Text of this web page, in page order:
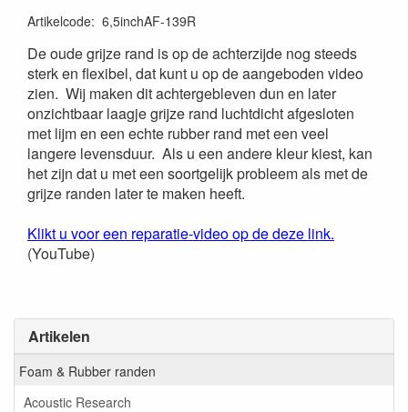
Artikelen
Foam & Rubber randen
Acoustic Research
Artikelcode: 6,5inchAF-139R
De oude grijze rand is op de achterzijde nog steeds
sterk en flexibel, dat kunt u op de aangeboden video
zien. Wij maken dit achtergebleven dun en later
onzichtbaar laagje grijze rand luchtdicht afgesloten
met lijm en een echte rubber rand met een veel
langere levensduur. Als u een andere kleur kiest, kan
het zijn dat u met een soortgelijk probleem als met de
grijze randen later te maken heeft.
Klikt u voor een reparatie-video op de deze link.
(YouTube)